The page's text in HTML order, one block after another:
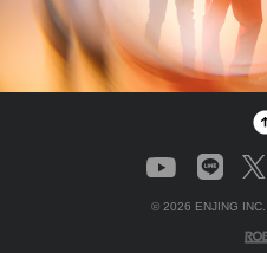
© 2026 ENJING INC.